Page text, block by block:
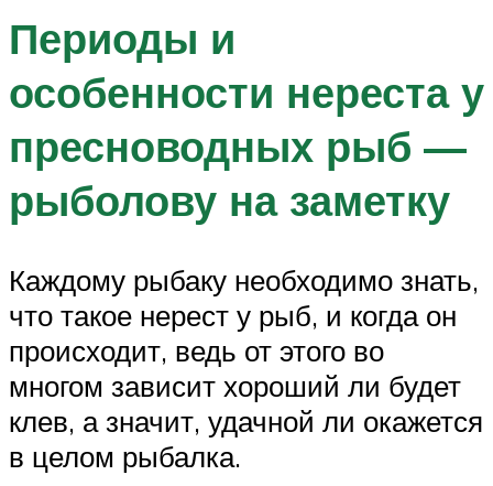
Периоды и
особенности нереста у
пресноводных рыб —
рыболову на заметку
Каждому рыбаку необходимо знать,
что такое нерест у рыб, и когда он
происходит, ведь от этого во
многом зависит хороший ли будет
клев, а значит, удачной ли окажется
в целом рыбалка.